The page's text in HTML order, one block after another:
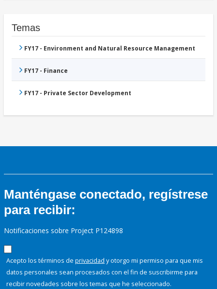
Temas
FY17 - Environment and Natural Resource Management
FY17 - Finance
FY17 - Private Sector Development
Manténgase conectado, regístrese
para recibir:
Notificaciones sobre Project P124898
Acepto los términos de privacidad y otorgo mi permiso para que mis
datos personales sean procesados con el fin de suscribirme para
recibir novedades sobre los temas que he seleccionado.